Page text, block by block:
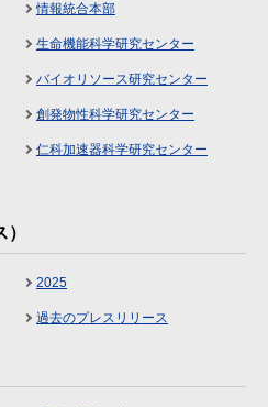
情報統合本部
生命機能科学研究センター
バイオリソース研究センター
創発物性科学研究センター
仁科加速器科学研究センター
2025
過去のプレスリリース